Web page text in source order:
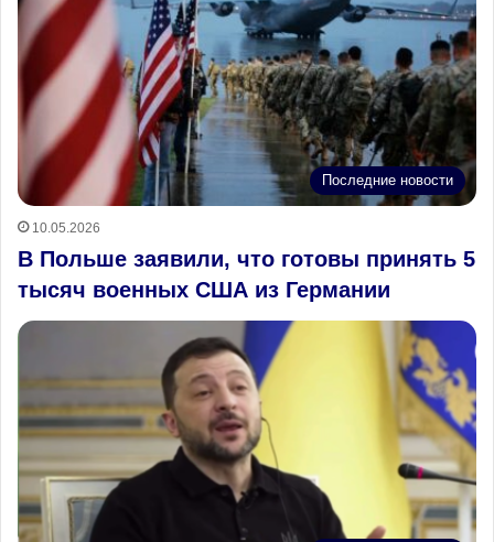
Последние новости
10.05.2026
В Польше заявили, что готовы принять 5
тысяч военных США из Германии